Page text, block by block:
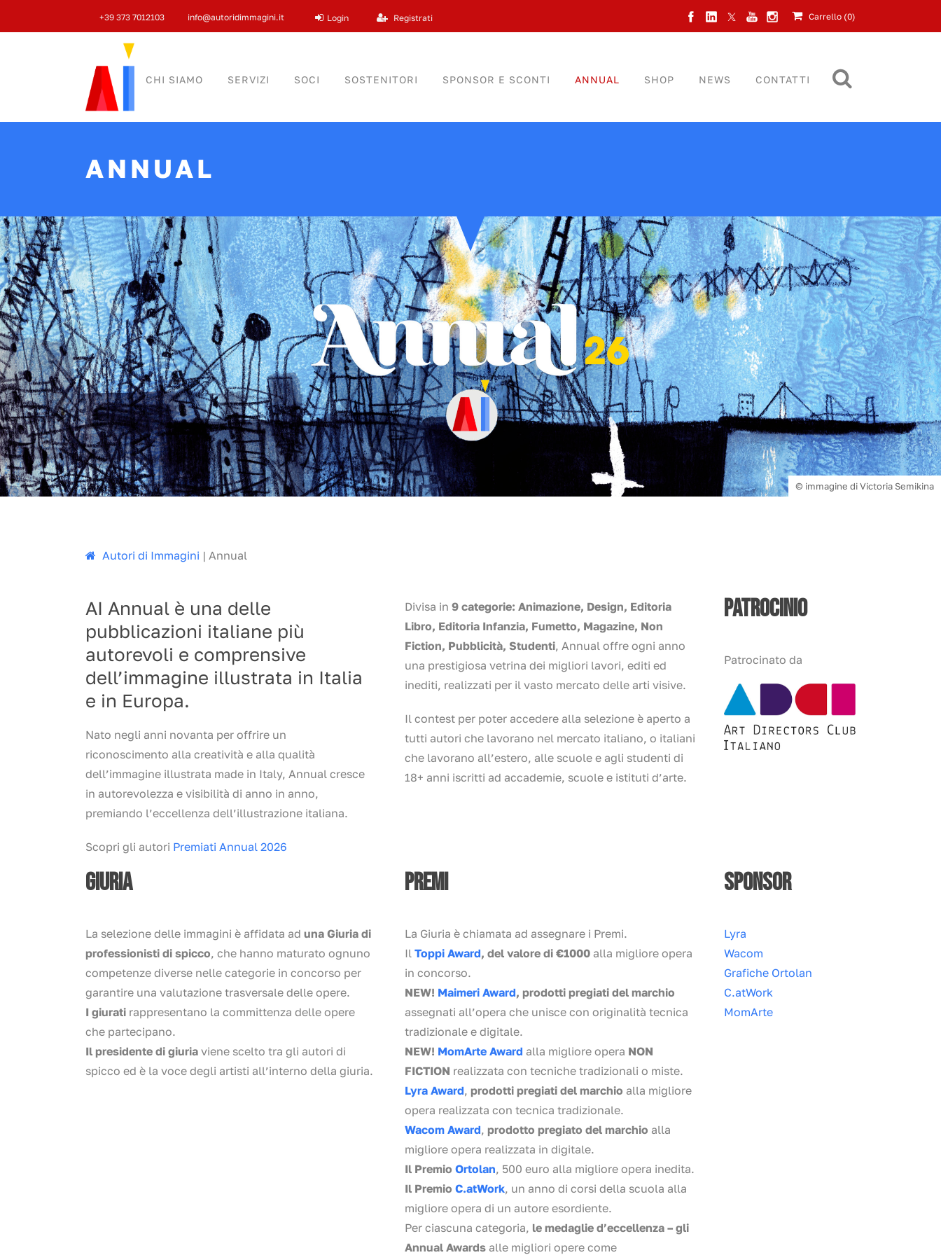
+39 373 7012103 info@autoridimmagini.it Login Registrati Carrello (0)
CHI SIAMO SERVIZI SOCI SOSTENITORI SPONSOR E SCONTI ANNUAL SHOP NEWS CONTATTI
ANNUAL
© immagine di Victoria Semikina
Autori di Immagini | Annual
AI Annual è una delle
pubblicazioni italiane più
autorevoli e comprensive
dell’immagine illustrata in Italia
e in Europa.
Nato negli anni novanta per offrire un
riconoscimento alla creatività e alla qualità
dell’immagine illustrata made in Italy, Annual cresce
in autorevolezza e visibilità di anno in anno,
premiando l’eccellenza dell’illustrazione italiana.
Scopri gli autori Premiati Annual 2026
Divisa in 9 categorie: Animazione, Design, Editoria
Libro, Editoria Infanzia, Fumetto, Magazine, Non
Fiction, Pubblicità, Studenti, Annual offre ogni anno
una prestigiosa vetrina dei migliori lavori, editi ed
inediti, realizzati per il vasto mercato delle arti visive.
Il contest per poter accedere alla selezione è aperto a
tutti autori che lavorano nel mercato italiano, o italiani
che lavorano all’estero, alle scuole e agli studenti di
18+ anni iscritti ad accademie, scuole e istituti d’arte.
PATROCINIO
Patrocinato da
GIURIA
La selezione delle immagini è affidata ad una Giuria di
professionisti di spicco, che hanno maturato ognuno
competenze diverse nelle categorie in concorso per
garantire una valutazione trasversale delle opere.
I giurati rappresentano la committenza delle opere
che partecipano.
Il presidente di giuria viene scelto tra gli autori di
spicco ed è la voce degli artisti all’interno della giuria.
PREMI
La Giuria è chiamata ad assegnare i Premi.
Il Toppi Award, del valore di €1000 alla migliore opera
in concorso.
NEW! Maimeri Award, prodotti pregiati del marchio
assegnati all’opera che unisce con originalità tecnica
tradizionale e digitale.
NEW! MomArte Award alla migliore opera NON
FICTION realizzata con tecniche tradizionali o miste.
Lyra Award, prodotti pregiati del marchio alla migliore
opera realizzata con tecnica tradizionale.
Wacom Award, prodotto pregiato del marchio alla
migliore opera realizzata in digitale.
Il Premio Ortolan, 500 euro alla migliore opera inedita.
Il Premio C.atWork, un anno di corsi della scuola alla
migliore opera di un autore esordiente.
Per ciascuna categoria, le medaglie d’eccellenza – gli
Annual Awards alle migliori opere come
SPONSOR
Lyra
Wacom
Grafiche Ortolan
C.atWork
MomArte